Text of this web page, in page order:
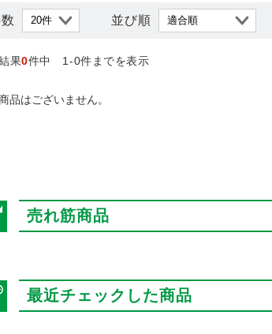
並び順
果0件中 1-0件までを表示
品はございません。
売れ筋商品
最近チェックした商品